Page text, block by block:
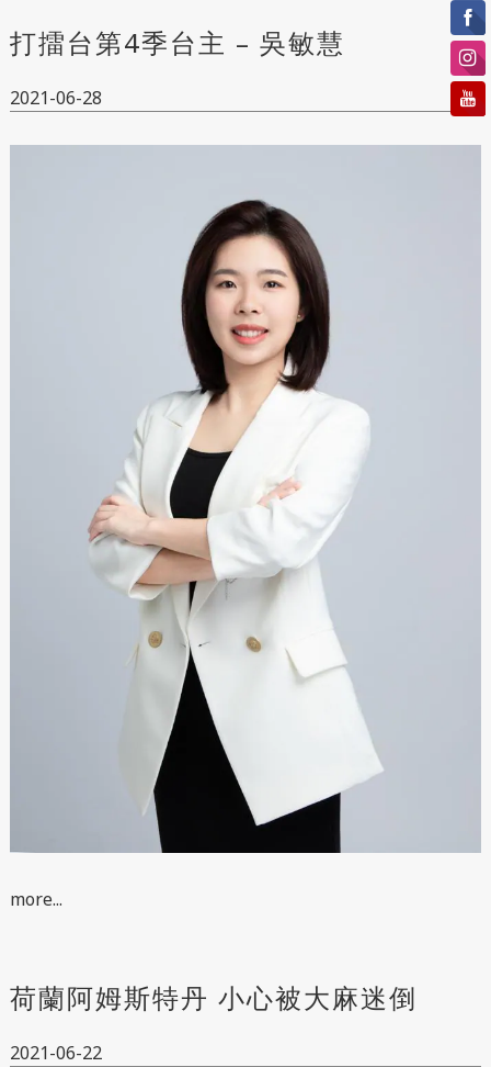
打擂台第4季台主 – 吳敏慧
2021-06-28
more...
荷蘭阿姆斯特丹 小心被大麻迷倒
2021-06-22